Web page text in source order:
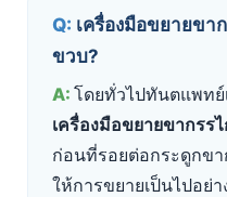
เครื่องมือขยายขา
ขวบ?
โดยทั่วไปทันตแพท
เครื่องมือขยายขากรรไ
ก่อนที่รอยต่อกระดูกข
ให้การขยายเป็นไปอย่